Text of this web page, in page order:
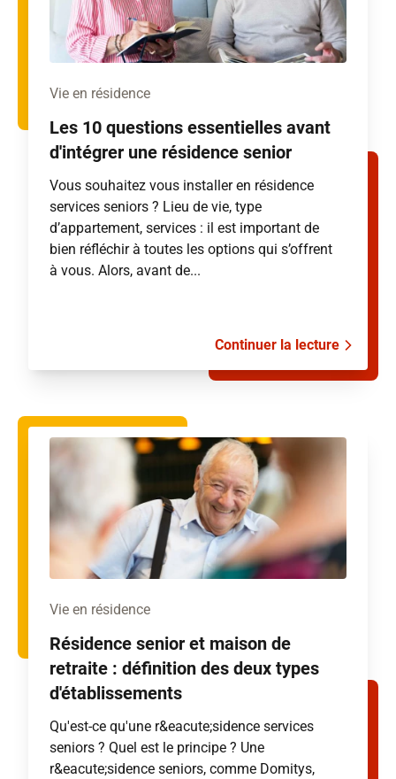
Vie en résidence
Les 10 questions essentielles avant
d'intégrer une résidence senior
Vous souhaitez vous installer en résidence
services seniors ? Lieu de vie, type
d’appartement, services : il est important de
bien réfléchir à toutes les options qui s’offrent
à vous. Alors, avant de...
Continuer la lecture
Vie en résidence
Résidence senior et maison de
retraite : définition des deux types
d'établissements
Qu'est-ce qu'une r&eacute;sidence services
seniors ? Quel est le principe ? Une
r&eacute;sidence seniors, comme Domitys,